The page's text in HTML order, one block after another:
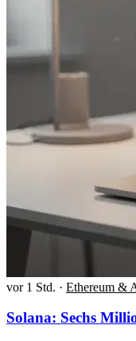
vor 1 Std. · Ethereum &
Solana: Sechs